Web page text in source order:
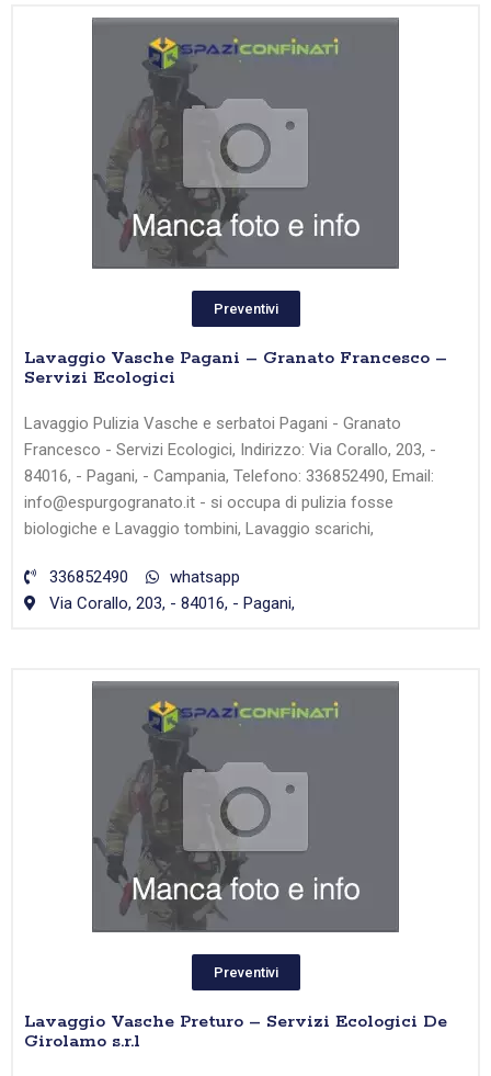
Preventivi
Lavaggio Vasche Pagani – Granato Francesco –
Servizi Ecologici
Lavaggio Pulizia Vasche e serbatoi Pagani - Granato
Francesco - Servizi Ecologici, Indirizzo: Via Corallo, 203, -
84016, - Pagani, - Campania, Telefono: 336852490, Email:
info@espurgogranato.it - si occupa di pulizia fosse
biologiche e Lavaggio tombini, Lavaggio scarichi,
336852490
whatsapp
Via Corallo, 203, - 84016, - Pagani,
Preventivi
Lavaggio Vasche Preturo – Servizi Ecologici De
Girolamo s.r.l